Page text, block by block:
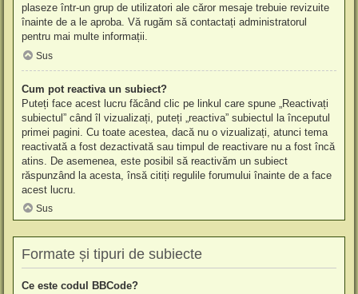
plaseze într-un grup de utilizatori ale căror mesaje trebuie revizuite
înainte de a le aproba. Vă rugăm să contactați administratorul
pentru mai multe informații.
Sus
Cum pot reactiva un subiect?
Puteți face acest lucru făcând clic pe linkul care spune „Reactivați
subiectul” când îl vizualizați, puteți „reactiva” subiectul la începutul
primei pagini. Cu toate acestea, dacă nu o vizualizați, atunci tema
reactivată a fost dezactivată sau timpul de reactivare nu a fost încă
atins. De asemenea, este posibil să reactivăm un subiect
răspunzând la acesta, însă citiți regulile forumului înainte de a face
acest lucru.
Sus
Formate și tipuri de subiecte
Ce este codul BBCode?